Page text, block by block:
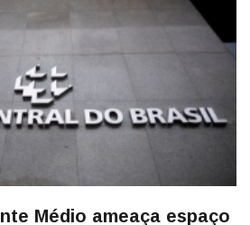
Médio ameaça espaço